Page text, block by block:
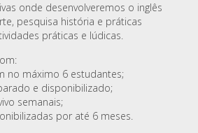
onde desenvolveremos o inglês
pesquisa história e práticas
práticas e lúdicas.
no máximo 6 estudantes;
e disponibilizado;
semanais;
por até 6 meses.